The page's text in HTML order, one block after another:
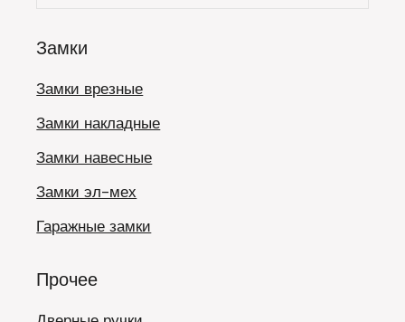
Замки
Замки врезные
Замки накладные
Замки навесные
Замки эл-мех
Гаражные замки
Прочее